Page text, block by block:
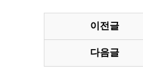
이전글
다음글